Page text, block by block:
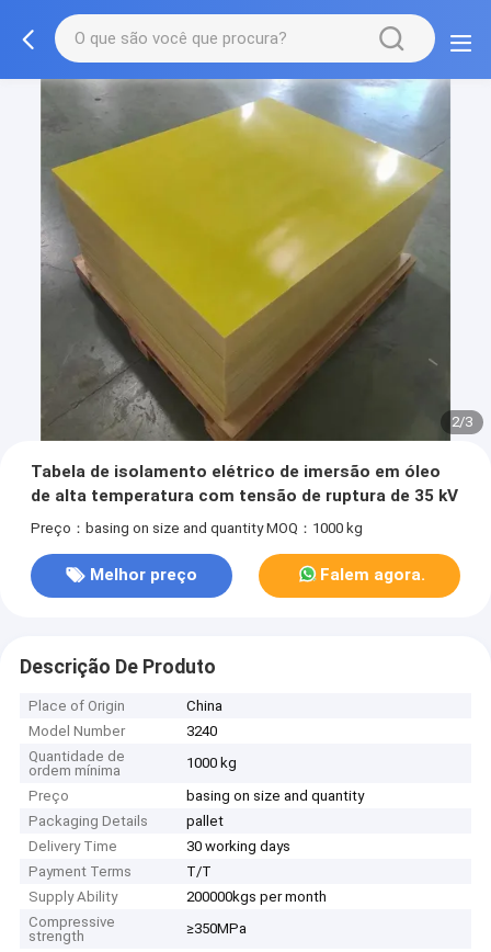
2/3
Tabela de isolamento elétrico de imersão em óleo
de alta temperatura com tensão de ruptura de 35 kV
Preço：basing on size and quantity MOQ：1000 kg
Melhor preço Falem agora.
Descrição De Produto
Place of Origin
China
Model Number
3240
Quantidade de
ordem mínima
1000 kg
Preço
basing on size and quantity
Packaging Details
pallet
Delivery Time
30 working days
Payment Terms
T/T
Supply Ability
200000kgs per month
Compressive
strength
≥350MPa